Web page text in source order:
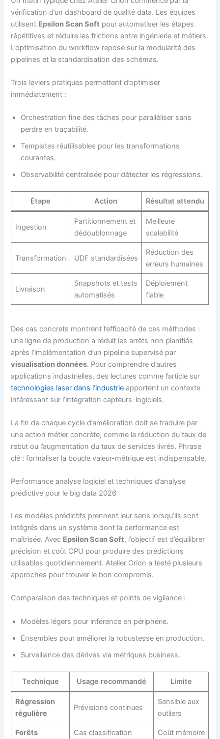
vérification d’un dashboard de qualité data. Les équipes
utilisent Epsilon Scan Soft pour automatiser les étapes
répétitives et réduire les frictions entre ingénierie et métiers.
L’optimisation du workflow repose sur la modularité des
pipelines et la standardisation des schémas.
Trois leviers pratiques permettent d’optimiser
immédiatement :
Orchestration fine des tâches pour paralléliser sans
perdre en traçabilité.
Templates réutilisables pour les transformations
courantes.
Observabilité centralisée pour détecter les régressions.
Étape Action Résultat attendu
Ingestion
Partitionnement et
dédoublonnage
Meilleure
scalabilité
Transformation UDF standardisées
Réduction des
erreurs humaines
Livraison
Snapshots et tests
automatisés
Déploiement
fiable
Des cas concrets montrent l’efficacité de ces méthodes :
une ligne de production a réduit les arrêts non planifiés
après l’implémentation d’un pipeline supervisé par
visualisation données. Pour comprendre d’autres
applications industrielles, des lectures comme l’article sur
technologies laser dans l’industrie apportent un contexte
intéressant sur l’intégration capteurs-logiciels.
La fin de chaque cycle d’amélioration doit se traduire par
une action métier concrète, comme la réduction du taux de
rebut ou l’augmentation du taux de services livrés. Phrase
clé : formaliser la boucle valeur-métrique est indispensable.
Performance analyse logiciel et techniques d’analyse
prédictive pour le big data 2026
Les modèles prédictifs prennent leur sens lorsqu’ils sont
intégrés dans un système dont la performance est
maîtrisée. Avec Epsilon Scan Soft, l’objectif est d’équilibrer
précision et coût CPU pour produire des prédictions
utilisables quotidiennement. Atelier Orion a testé plusieurs
approches pour trouver le bon compromis.
Comparaison des techniques et points de vigilance :
Modèles légers pour inférence en périphérie.
Ensembles pour améliorer la robustesse en production.
Surveillance des dérives via métriques business.
Technique Usage recommandé Limite
Régression
régulière
Prévisions continues
Sensible aux
outliers
Forêts
Cas classification
Coût mémoire